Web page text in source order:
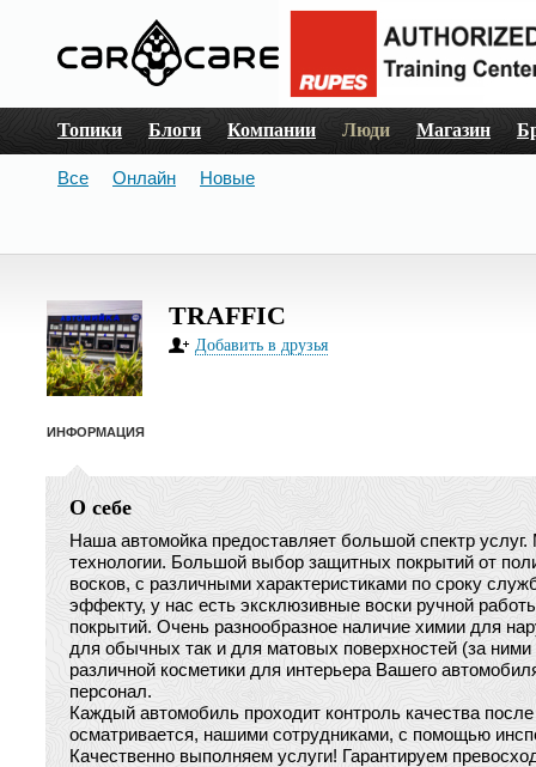
Топики Блоги Компании Люди Магазин
Все Онлайн Новые
TRAFFIC
Добавить в друзья
ИНФОРМАЦИЯ
О себе
Наша автомойка предоставляет большой спектр
технологии. Большой выбор защитных покрытий от
восков, с различными характеристиками по сроку
эффекту, у нас есть эксклюзивные воски ручной
покрытий. Очень разнообразное наличие химии для
для обычных так и для матовых поверхностей (за
различной косметики для интерьера Вашего
персонал.
Каждый автомобиль проходит контроль качества
осматривается, нашими сотрудниками, с помощью
Качественно выполняем услуги! Гарантируем